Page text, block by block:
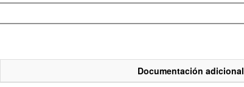
Documentación adicional